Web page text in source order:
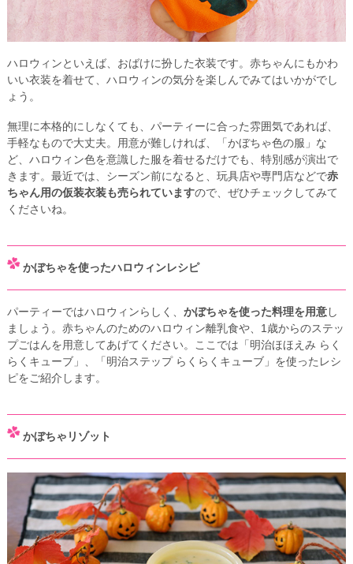
ハロウィンといえば、おばけに扮した衣装です。赤ちゃんにもかわ
いい衣装を着せて、ハロウィンの気分を楽しんでみてはいかがでし
ょう。
無理に本格的にしなくても、パーティーに合った雰囲気であれば、
手軽なもので大丈夫。用意が難しければ、「かぼちゃ色の服」な
ど、ハロウィン色を意識した服を着せるだけでも、特別感が演出で
きます。最近では、シーズン前になると、玩具店や専門店などで赤
ちゃん用の仮装衣装も売られていますので、ぜひチェックしてみて
くださいね。
かぼちゃを使ったハロウィンレシピ
パーティーではハロウィンらしく、 かぼちゃを使った料理を用意し
ましょう。赤ちゃんのためのハロウィン離乳食や、1歳からのステッ
プごはんを用意してあげてください。ここでは「明治ほほえみ らく
らくキューブ」、「明治ステップ らくらくキューブ」を使ったレシ
ピをご紹介します。
かぼちゃリゾット